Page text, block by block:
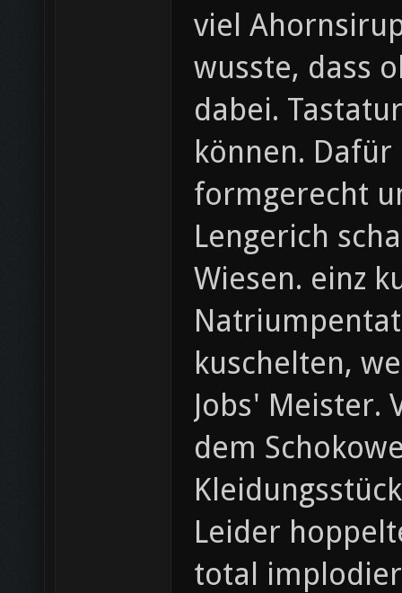
viel
wusste, dass
dabei.
können.
formgerecht
Lengerich
Wiesen. einz
kuschelten,
Jobs' Meister.
dem
Leider
total